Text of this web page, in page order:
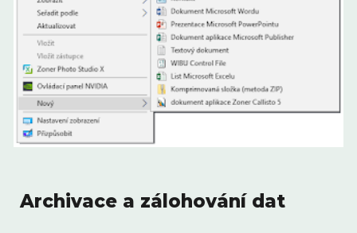
Archivace a zálohování dat